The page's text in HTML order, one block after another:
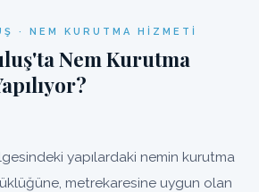
· NEM KURUTMA HIZMETI
Nem Kurutma
yapılardaki nemin kurutma
metrekaresine uygun olan